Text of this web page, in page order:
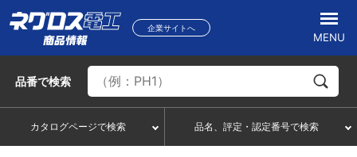
企業サイトへ
MENU
品番で検索
カタログページで検索 品名、評定・認定番号で検索